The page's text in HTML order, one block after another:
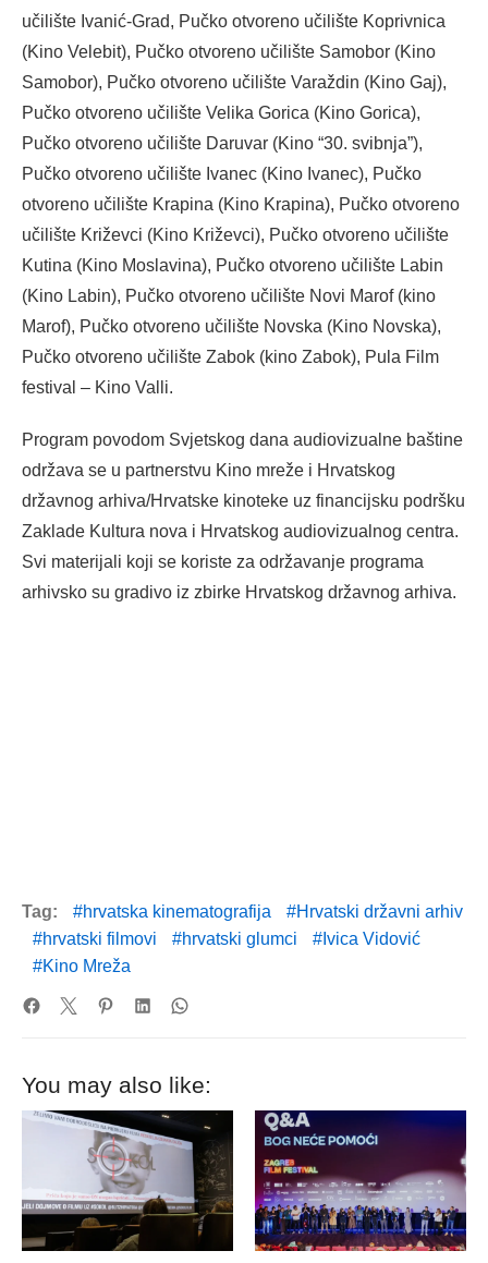
učilište Ivanić-Grad, Pučko otvoreno učilište Koprivnica
(Kino Velebit), Pučko otvoreno učilište Samobor (Kino
Samobor), Pučko otvoreno učilište Varaždin (Kino Gaj),
Pučko otvoreno učilište Velika Gorica (Kino Gorica),
Pučko otvoreno učilište Daruvar (Kino “30. svibnja”),
Pučko otvoreno učilište Ivanec (Kino Ivanec), Pučko
otvoreno učilište Krapina (Kino Krapina), Pučko otvoreno
učilište Križevci (Kino Križevci), Pučko otvoreno učilište
Kutina (Kino Moslavina), Pučko otvoreno učilište Labin
(Kino Labin), Pučko otvoreno učilište Novi Marof (kino
Marof), Pučko otvoreno učilište Novska (Kino Novska),
Pučko otvoreno učilište Zabok (kino Zabok), Pula Film
festival – Kino Valli.
Program povodom Svjetskog dana audiovizualne baštine
održava se u partnerstvu Kino mreže i Hrvatskog
državnog arhiva/Hrvatske kinoteke uz financijsku podršku
Zaklade Kultura nova i Hrvatskog audiovizualnog centra.
Svi materijali koji se koriste za održavanje programa
arhivsko su gradivo iz zbirke Hrvatskog državnog arhiva.
Tag: hrvatska kinematografija
Hrvatski državni arhiv
hrvatski filmovi
hrvatski glumci
Ivica Vidović
Kino Mreža
You may also like: